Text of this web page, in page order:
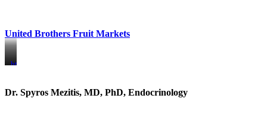
United Brothers Fruit Markets
https://www.unitedbrothersfruitmarkets.com/
https://www.unitedbrothersfruitmarkets.com/
Dr. Spyros Mezitis, MD, PhD, Endocrinology